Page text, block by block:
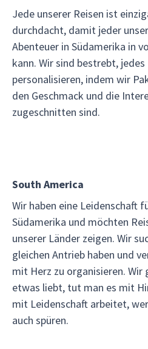
Jede unserer Reisen ist
durchdacht, damit jeder
Abenteuer in Südamerika in
kann. Wir sind bestrebt, jedes
personalisieren, indem wir
den Geschmack und die
zugeschnitten sind.
South America
Wir haben eine Leidenschaft
Südamerika und möchten
unserer Länder zeigen. Wir
gleichen Antrieb haben und
mit Herz zu organisieren. Wir
etwas liebt, tut man es mit
mit Leidenschaft arbeitet,
auch spüren.